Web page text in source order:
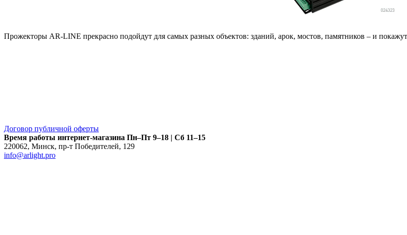
Прожекторы AR-LINE прекрасно подойдут для самых разных объектов: зданий, арок, мостов, памятников – и
Договор публичной оферты
Время работы интернет-магазина Пн–Пт 9–18 | Сб 11–15
220062, Минск, пр-т Победителей, 129
info@arlight.pro